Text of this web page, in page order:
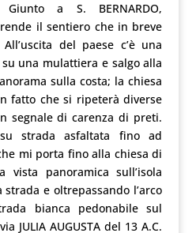
Giunto a S. BERNARDO,
il sentiero che in breve
del paese c’è una
una mulattiera e salgo alla
sulla costa; la chiesa
fatto che si ripeterà diverse
segnale di carenza di preti.
strada asfaltata fino ad
mi porta fino alla chiesa di
vista panoramica sull’isola
e oltrepassando l’arco
bianca pedonabile sul
JULIA AUGUSTA del 13 A.C.